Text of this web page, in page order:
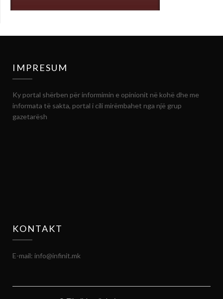
IMPRESUM
Ky portal shërben për informimin e opinionit në kohë dhe me
informata të sakta, portal i cili mirëmbahet nga një grup
gazetarësh
KONTAKT
E-mail: info@infinit.mk